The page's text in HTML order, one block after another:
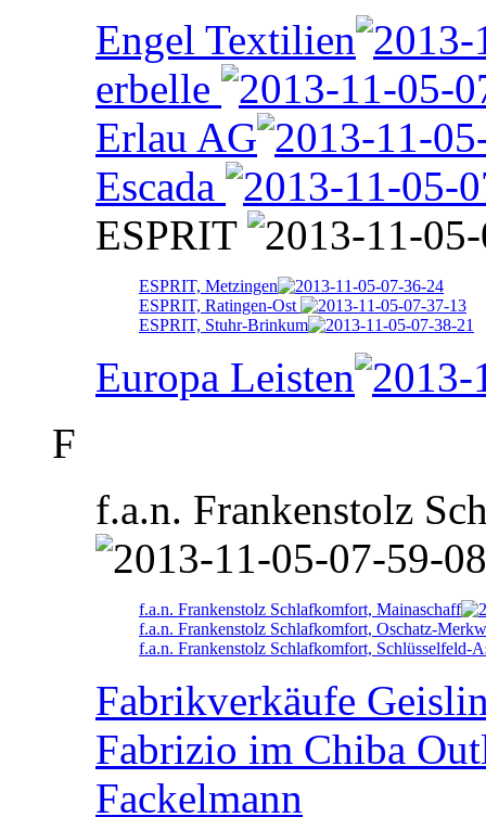
Engel Textilien
erbelle
Erlau AG
Escada
ESPRIT
ESPRIT, Metzingen
ESPRIT, Ratingen-Ost
ESPRIT, Stuhr-Brinkum
Europa Leisten
F
f.a.n. Frankenstolz
f.a.n. Frankenstolz Schlafkomfort, Mainaschaff
f.a.n. Frankenstolz Schlafkomfort, Oschatz-
f.a.n. Frankenstolz Schlafkomfort, Schlüsselfeld-
Fabrikverkäufe
Fabrizio im Chiba
Fackelmann